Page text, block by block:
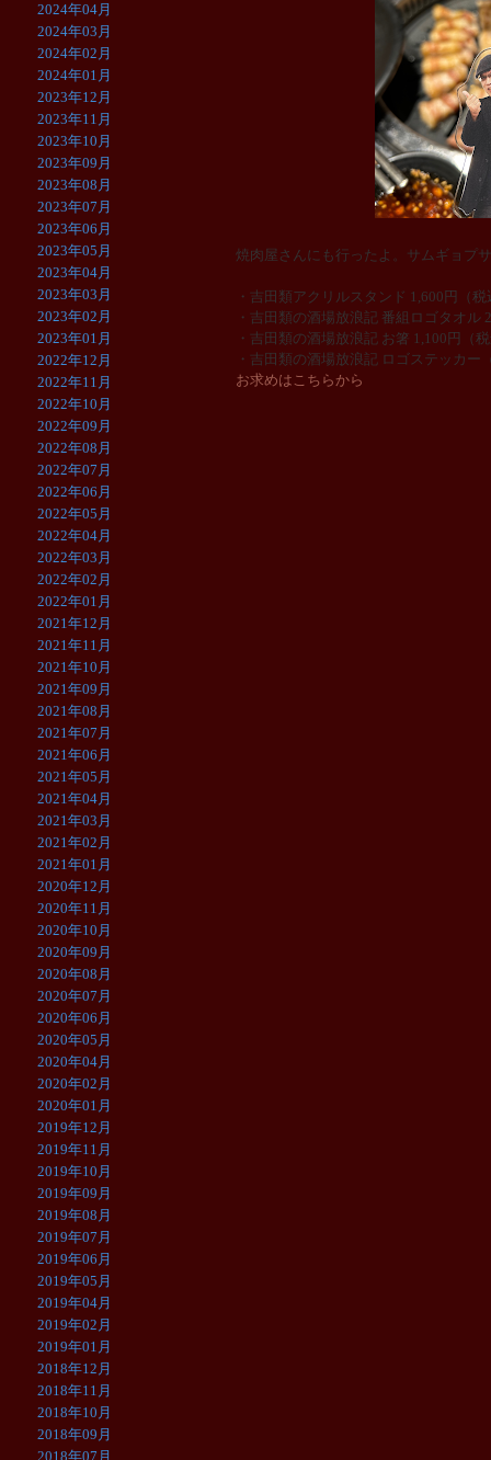
焼肉屋さんにも行ったよ。サムギョプ
・吉田類アクリルスタンド 1,600円（税
・吉田類の酒場放浪記 番組ロゴタオル
・吉田類の酒場放浪記 お箸 1,100円（
・吉田類の酒場放浪記 ロゴステッカー
お求めはこちらから
2024年04月
2024年03月
2024年02月
2024年01月
2023年12月
2023年11月
2023年10月
2023年09月
2023年08月
2023年07月
2023年06月
2023年05月
2023年04月
2023年03月
2023年02月
2023年01月
2022年12月
2022年11月
2022年10月
2022年09月
2022年08月
2022年07月
2022年06月
2022年05月
2022年04月
2022年03月
2022年02月
2022年01月
2021年12月
2021年11月
2021年10月
2021年09月
2021年08月
2021年07月
2021年06月
2021年05月
2021年04月
2021年03月
2021年02月
2021年01月
2020年12月
2020年11月
2020年10月
2020年09月
2020年08月
2020年07月
2020年06月
2020年05月
2020年04月
2020年02月
2020年01月
2019年12月
2019年11月
2019年10月
2019年09月
2019年08月
2019年07月
2019年06月
2019年05月
2019年04月
2019年02月
2019年01月
2018年12月
2018年11月
2018年10月
2018年09月
2018年07月